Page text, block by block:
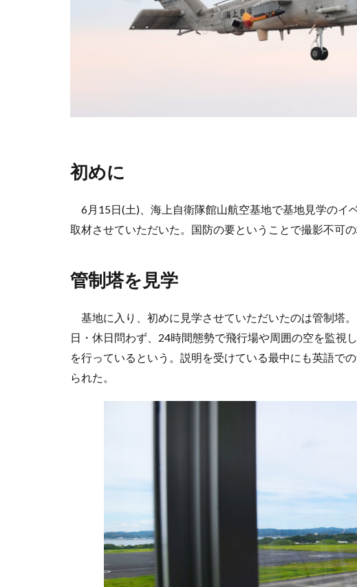
初めに
6月15日(土)、海上自衛隊館山航空基地で基地見学のイ
取材させていただいた。国防の要ということで撮影不可
管制塔を見学
基地に入り、初めに見学させていただいたのは管制塔
日・休日問わず、24時間態勢で飛行場や周囲の空を監視
を行っているという。説明を受けている最中にも英語で
られた。